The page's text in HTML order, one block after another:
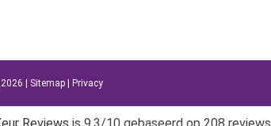
| Sitemap Privacy